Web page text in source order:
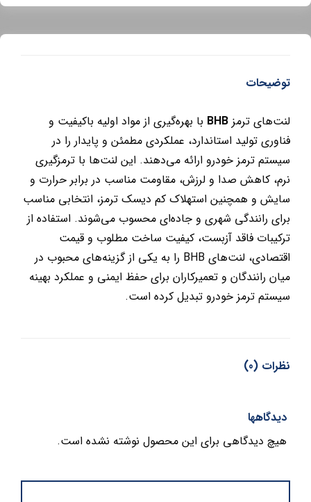
توضیحات
لنت‌های ترمزBHBبا بهره‌گیری از مواد اولیه باکیفیت و
فناوری تولید استاندارد، عملکردی مطمئن و پایدار را در
سیستم ترمز خودرو ارائه می‌دهند. این لنت‌ها با ترمزگیری
نرم، کاهش صدا و لرزش، مقاومت مناسب در برابر حرارت و
سایش و همچنین استهلاک کم دیسک ترمز، انتخابی مناسب
برای رانندگی شهری و جاده‌ای محسوب می‌شوند. استفاده از
ترکیبات فاقد آزبست، کیفیت ساخت مطلوب و قیمت
اقتصادی، لنت‌های BHB را به یکی از گزینه‌های محبوب در
میان رانندگان و تعمیرکاران برای حفظ ایمنی و عملکرد بهینه
سیستم ترمز خودرو تبدیل کرده است.
نظرات (0)
دیدگاهها
هیچ دیدگاهی برای این محصول نوشته نشده است.